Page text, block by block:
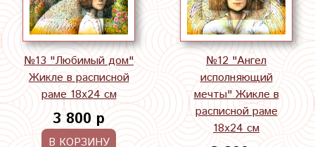
№13 "Любимый дом"
Жикле в расписной
раме 18х24 см
3 800 р
В КОРЗИНУ
№12 "Ангел
исполняющий
мечты" Жикле в
расписной раме
18х24 см